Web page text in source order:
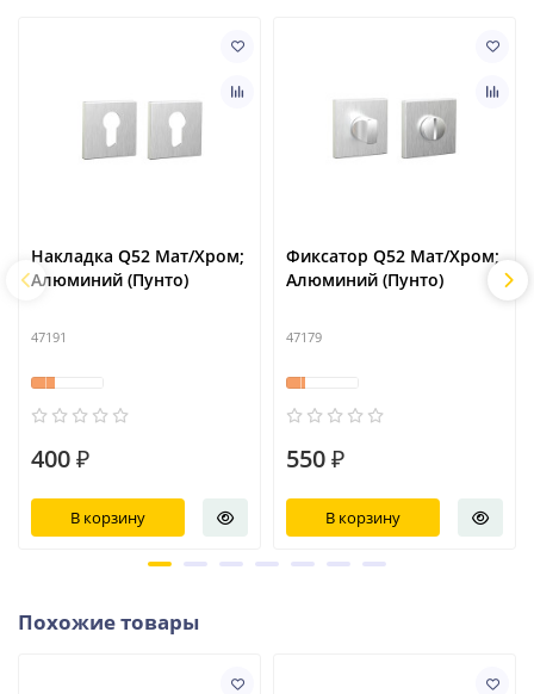
Накладка Q52 Мат/Хром;
Алюминий (Пунто)
47191
400 ₽
В корзину
Фиксатор Q52 Мат/Хром;
Алюминий (Пунто)
47179
550 ₽
В корзину
Похожие товары